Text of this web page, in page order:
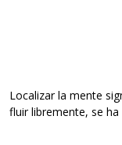
Localizar la mente
fluir libremente, se